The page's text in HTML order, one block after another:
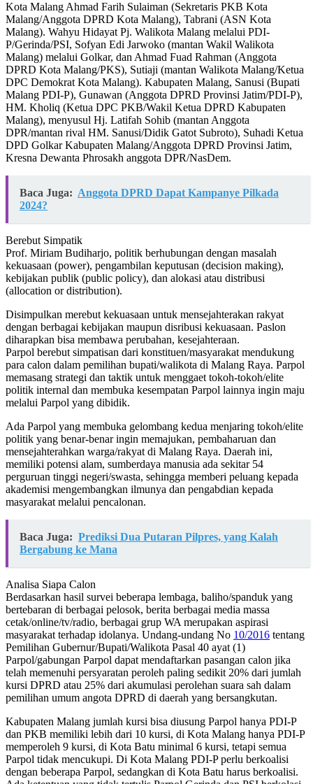
Kota Malang Ahmad Farih Sulaiman (Sekretaris PKB Kota
Malang/Anggota DPRD Kota Malang), Tabrani (ASN Kota
Malang). Wahyu Hidayat Pj. Walikota Malang melalui PDI-
P/Gerinda/PSI, Sofyan Edi Jarwoko (mantan Wakil Walikota
Malang) melalui Golkar, dan Ahmad Fuad Rahman (Anggota
DPRD Kota Malang/PKS), Sutiaji (mantan Walikota Malang/Ketua
DPC Demokrat Kota Malang). Kabupaten Malang, Sanusi (Bupati
Malang PDI-P), Gunawan (Anggota DPRD Provinsi Jatim/PDI-P),
HM. Kholiq (Ketua DPC PKB/Wakil Ketua DPRD Kabupaten
Malang), menyusul Hj. Latifah Sohib (mantan Anggota
DPR/mantan rival HM. Sanusi/Didik Gatot Subroto), Suhadi Ketua
DPD Golkar Kabupaten Malang/Anggota DPRD Provinsi Jatim,
Kresna Dewanta Phrosakh anggota DPR/NasDem.
Baca Juga: Anggota DPRD Dapat Kampanye Pilkada
2024?
Berebut Simpatik
Prof. Miriam Budiharjo, politik berhubungan dengan masalah
kekuasaan (power), pengambilan keputusan (decision making),
kebijakan publik (public policy), dan alokasi atau distribusi
(allocation or distribution).
Disimpulkan merebut kekuasaan untuk mensejahterakan rakyat
dengan berbagai kebijakan maupun disribusi kekuasaan. Paslon
diharapkan bisa membawa perubahan, kesejahteraan.
Parpol berebut simpatisan dari konstituen/masyarakat mendukung
para calon dalam pemilihan bupati/walikota di Malang Raya. Parpol
memasang strategi dan taktik untuk menggaet tokoh-tokoh/elite
politik internal dan membuka kesempatan Parpol lainnya ingin maju
melalui Parpol yang dibidik.
Ada Parpol yang membuka gelombang kedua menjaring tokoh/elite
politik yang benar-benar ingin memajukan, pembaharuan dan
mensejahterahkan warga/rakyat di Malang Raya. Daerah ini,
memiliki potensi alam, sumberdaya manusia ada sekitar 54
perguruan tinggi negeri/swasta, sehingga memberi peluang kepada
akademisi mengembangkan ilmunya dan pengabdian kepada
masyarakat melalui pencalonan.
Baca Juga: Prediksi Dua Putaran Pilpres, yang Kalah
Bergabung ke Mana
Analisa Siapa Calon
Berdasarkan hasil survei beberapa lembaga, baliho/spanduk yang
bertebaran di berbagai pelosok, berita berbagai media massa
cetak/online/tv/radio, berbagai grup WA merupakan aspirasi
masyarakat terhadap idolanya. Undang-undang No 10/2016 tentang
Pemilihan Gubernur/Bupati/Walikota Pasal 40 ayat (1)
Parpol/gabungan Parpol dapat mendaftarkan pasangan calon jika
telah memenuhi persyaratan peroleh paling sedikit 20% dari jumlah
kursi DPRD atau 25% dari akumulasi perolehan suara sah dalam
pemilihan umum angota DPRD di daerah yang bersangkutan.
Kabupaten Malang jumlah kursi bisa diusung Parpol hanya PDI-P
dan PKB memiliki lebih dari 10 kursi, di Kota Malang hanya PDI-P
memperoleh 9 kursi, di Kota Batu minimal 6 kursi, tetapi semua
Parpol tidak mencukupi. Di Kota Malang PDI-P perlu berkoalisi
dengan beberapa Parpol, sedangkan di Kota Batu harus berkoalisi.